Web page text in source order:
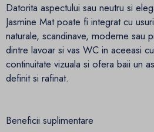
Datorita aspectului sau neutru si
Jasmine Mat poate fi integrat cu
naturale, scandinave, moderne sau
dintre lavoar si vas WC in aceeasi
continuitate vizuala si ofera baii un
definit si rafinat.
Beneficii suplimentare